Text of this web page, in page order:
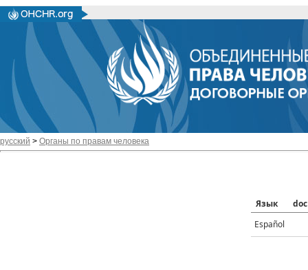
русский > Органы по правам человека
Язык
doc
Español